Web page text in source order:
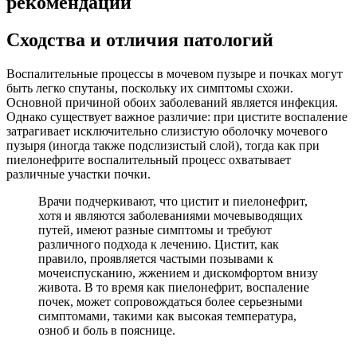
Сходства и отличия патологий
Воспалительные процессы в мочевом пузыре и почках могут
быть легко спутаны, поскольку их симптомы схожи.
Основной причиной обоих заболеваний является инфекция.
Однако существует важное различие: при цистите воспаление
затрагивает исключительно слизистую оболочку мочевого
пузыря (иногда также подслизистый слой), тогда как при
пиелонефрите воспалительный процесс охватывает
различные участки почки.
Врачи подчеркивают, что цистит и пиелонефрит,
хотя и являются заболеваниями мочевыводящих
путей, имеют разные симптомы и требуют
различного подхода к лечению. Цистит, как
правило, проявляется частыми позывами к
мочеиспусканию, жжением и дискомфортом внизу
живота. В то время как пиелонефрит, воспаление
почек, может сопровождаться более серьезными
симптомами, такими как высокая температура,
озноб и боль в пояснице.